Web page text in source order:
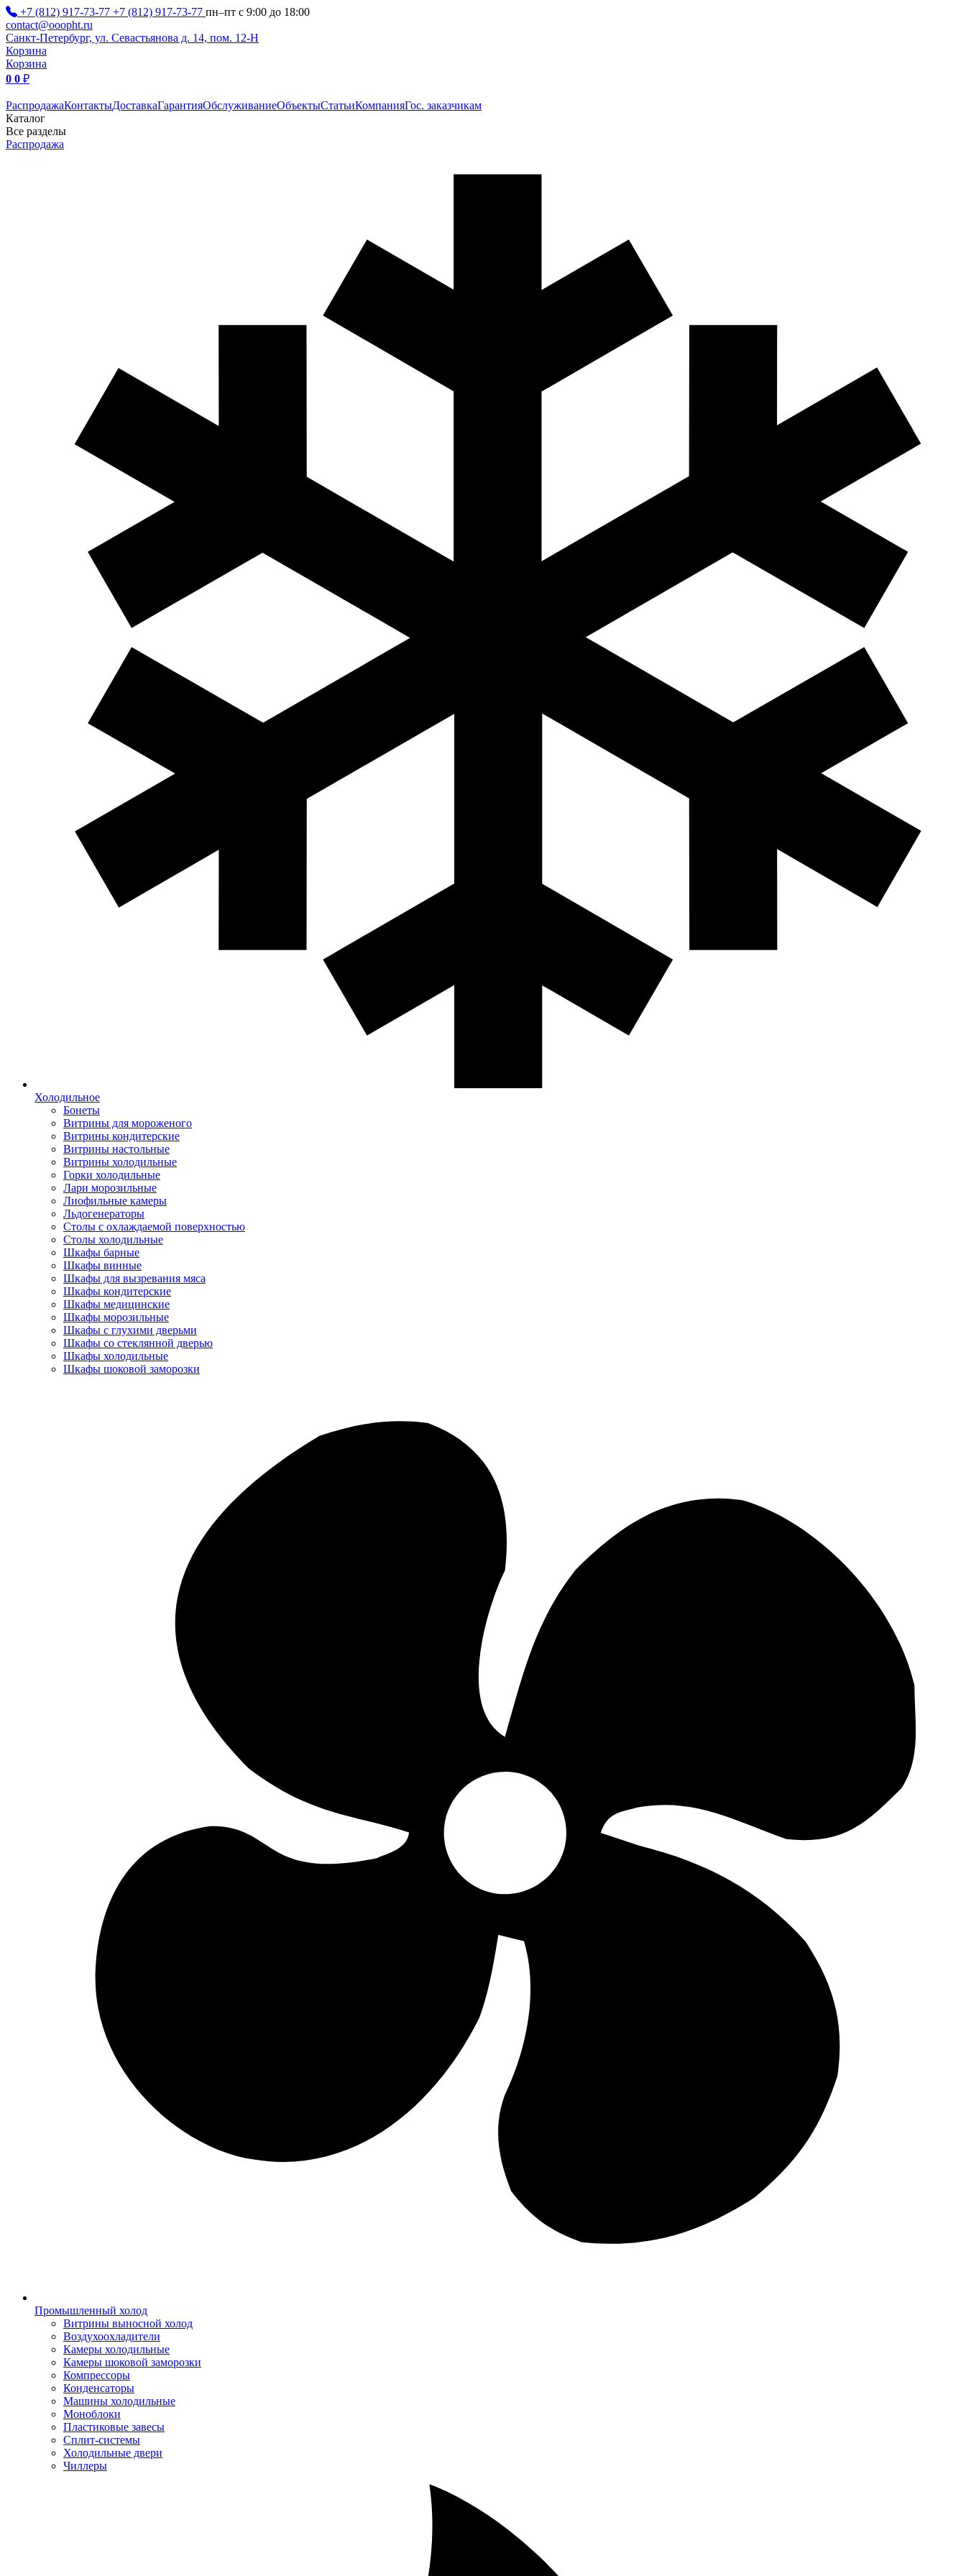
+7 (812) 917-73-77 +7 (812) 917-73-77 пн–пт с 9:00 до 18:00
contact@ooopht.ru
Санкт-Петербург, ул. Севастьянова д. 14, пом. 12-Н
Корзина
Корзина
0 0 ₽
РаспродажаКонтактыДоставкаГарантияОбслуживаниеОбъектыСтатьиКомпанияГос. заказчикам
Каталог
Все разделы
Распродажа
Холодильное
Бонеты
Витрины для мороженого
Витрины кондитерские
Витрины настольные
Витрины холодильные
Горки холодильные
Лари морозильные
Лиофильные камеры
Льдогенераторы
Столы с охлаждаемой поверхностью
Столы холодильные
Шкафы барные
Шкафы винные
Шкафы для вызревания мяса
Шкафы кондитерские
Шкафы медицинские
Шкафы морозильные
Шкафы с глухими дверьми
Шкафы со стеклянной дверью
Шкафы холодильные
Шкафы шоковой заморозки
Промышленный холод
Витрины выносной холод
Воздухоохладители
Камеры холодильные
Камеры шоковой заморозки
Компрессоры
Конденсаторы
Машины холодильные
Моноблоки
Пластиковые завесы
Сплит-системы
Холодильные двери
Чиллеры